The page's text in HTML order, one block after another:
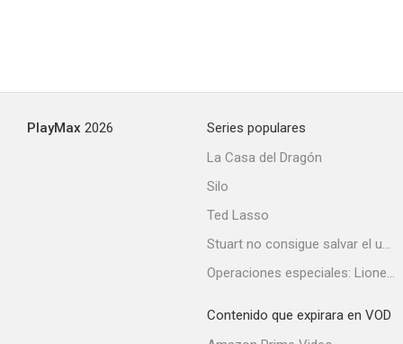
PlayMax 2026
Series populares
La Casa del Dragón
Silo
Ted Lasso
Stuart no consigue salvar el universo
Operaciones especiales: Lioness
Contenido que expirara en VOD